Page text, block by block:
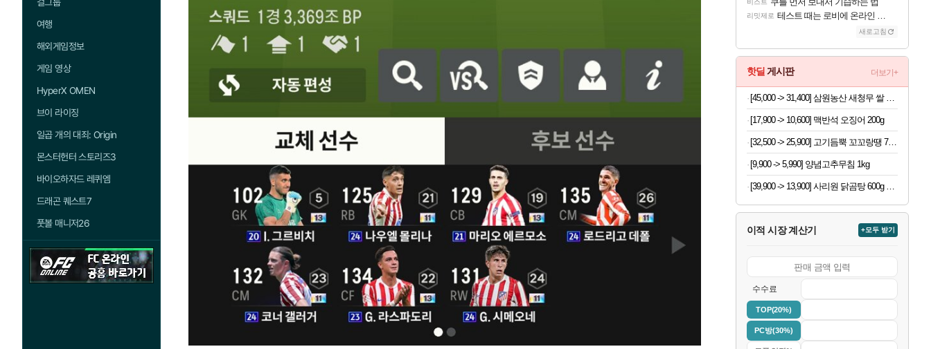
여행
해외게임정보
게임 영상
HyperX OMEN
브이 라이징
일곱 개의 대죄: Origin
몬스터헌터 스토리즈3
바이오하자드 레퀴엠
드래곤 퀘스트7
풋볼 매니저26
비스트
리밋제로 테스트 때는 로비에 온라인 기능이 있는데
새로고침
핫딜 게시판 더보기+
[17,900 -> 10,600] 맥반석 오징어 200g
[32,500 -> 25,900] 고기듬뿍 꼬꼬랑땡 700g x 3개
[9,900 -> 5,990] 양념고추무침 1kg
[39,900 -> 13,900] 사리원 닭곰탕 600g x 4팩
이적 시장 계산기 +모두 받기
수수료
TOP(20%)
PC방(30%)